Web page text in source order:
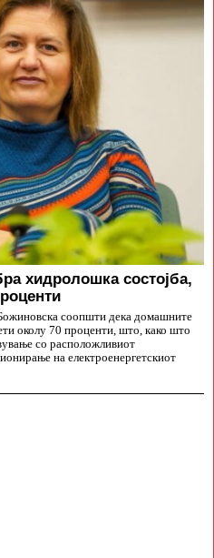
хидролошка состојба,
соопшти дека домашните
околу 70 проценти, што, како што
со расположливиот
на електроенергетскиот